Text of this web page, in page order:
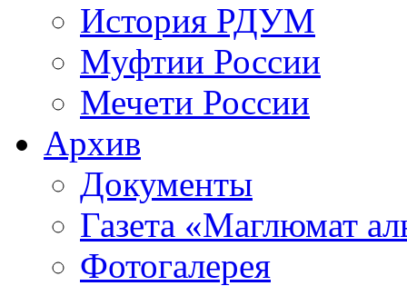
История РДУМ
Муфтии России
Мечети России
Архив
Документы
Газета «Маглюмат
Фотогалерея